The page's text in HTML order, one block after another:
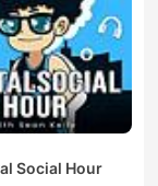
Social Hour